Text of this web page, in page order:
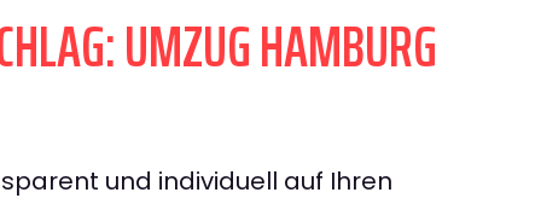
UMZUG HAMBURG
und individuell auf Ihren